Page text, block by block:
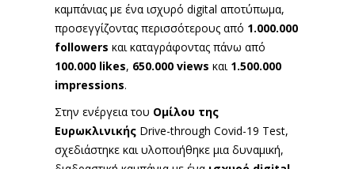
καμπάνιας με ένα ισχυρό digital αποτύπωμα,
προσεγγίζοντας περισσότερους από 1.000.000
followers και καταγράφοντας πάνω από
100.000 likes, 650.000 views και 1.500.000
impressions.
Στην ενέργεια του Ομίλου της
Ευρωκλινικής Drive-through Covid-19 Test,
σχεδιάστηκε και υλοποιήθηκε μια δυναμική,